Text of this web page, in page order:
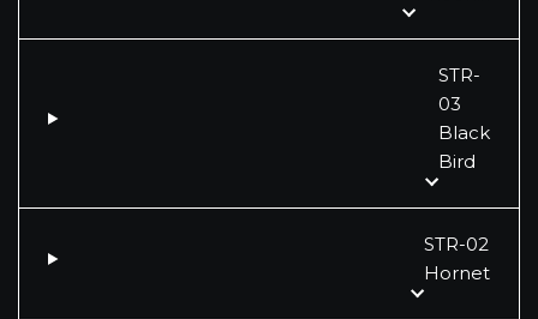
STR-
03
Black
Bird
STR-02
Hornet